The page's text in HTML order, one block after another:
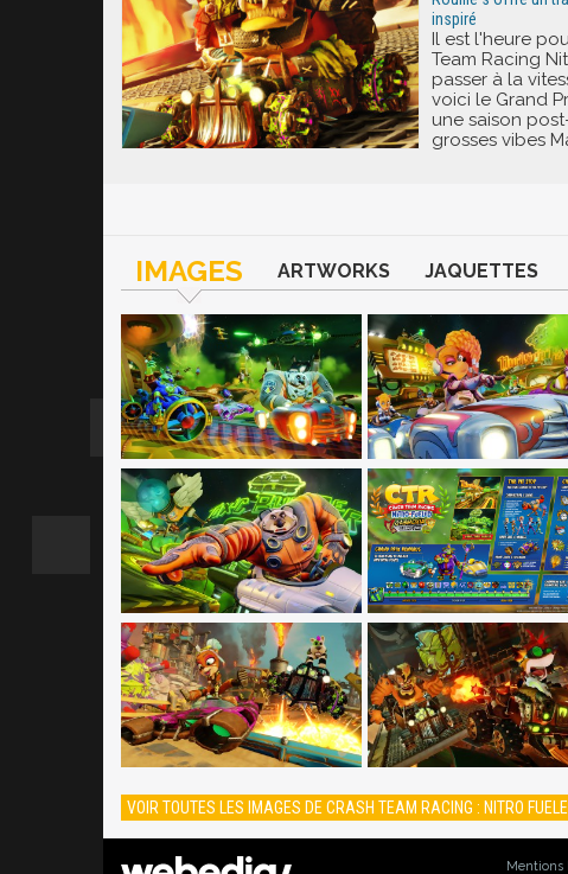
inspiré
Il est l'heure
Team Racing
passer à la
voici le Grand
une saison
grosses vibes
IMAGES ARTWORKS JAQUETTES
VOIR TOUTES LES IMAGES DE CRASH TEAM RACING : NITRO
Mentions